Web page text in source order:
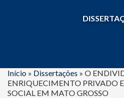
Início » Dissertações » O
ENRIQUECIMENTO PRIVADO
SOCIAL EM MATO GROSSO